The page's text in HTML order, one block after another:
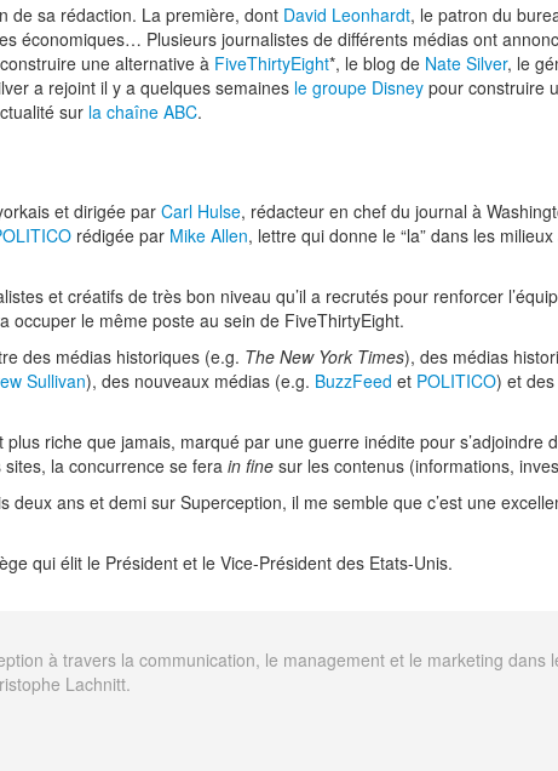
de sa rédaction. La première, dont David Leonhardt, le patron du
économiques… Plusieurs journalistes de différents médias ont
une alternative à FiveThirtyEight*, le blog de Nate Silver, le
a rejoint il y a quelques semaines le groupe Disney pour construire
sur la chaîne ABC.
et dirigée par Carl Hulse, rédacteur en chef du journal à
rédigée par Mike Allen, lettre qui donne le “la” dans les
et créatifs de très bon niveau qu’il a recrutés pour renforcer
occuper le même poste au sein de FiveThirtyEight.
des médias historiques (e.g. The New York Times), des médias
Sullivan), des nouveaux médias (e.g. BuzzFeed et POLITICO) et
riche que jamais, marqué par une guerre inédite pour
la concurrence se fera in fine sur les contenus (informations,
ans et demi sur Superception, il me semble que c’est une
qui élit le Président et le Vice-Président des Etats-Unis.
à travers la communication, le management et le marketing
Lachnitt.